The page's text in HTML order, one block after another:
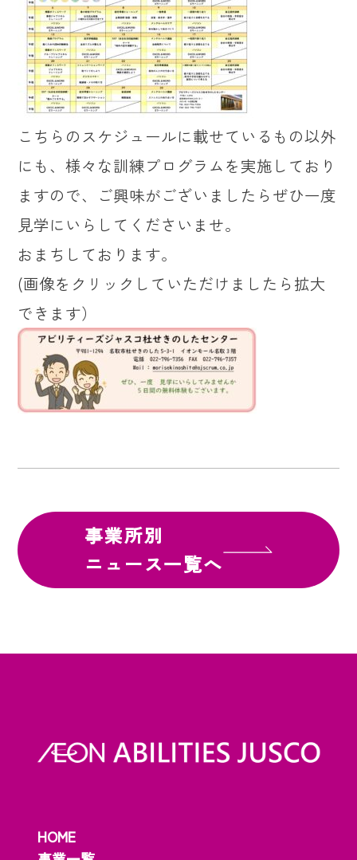
こちらのスケジュールに載せているもの以外
にも、様々な訓練プログラムを実施しており
ますので、ご興味がございましたらぜひ一度
見学にいらしてくださいませ。
おまちしております。
(画像をクリックしていただけましたら拡大
できます）
事業所別
ニュース一覧へ
HOME